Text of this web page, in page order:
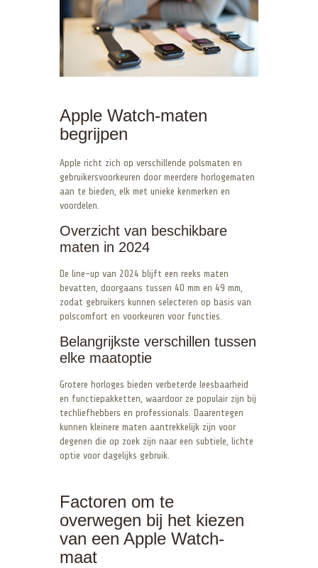
Apple Watch-maten
begrijpen
Apple richt zich op verschillende polsmaten en
gebruikersvoorkeuren door meerdere horlogematen
aan te bieden, elk met unieke kenmerken en
voordelen.
Overzicht van beschikbare
maten in 2024
De line-up van 2024 blijft een reeks maten
bevatten, doorgaans tussen 40 mm en 49 mm,
zodat gebruikers kunnen selecteren op basis van
polscomfort en voorkeuren voor functies.
Belangrijkste verschillen tussen
elke maatoptie
Grotere horloges bieden verbeterde leesbaarheid
en functiepakketten, waardoor ze populair zijn bij
techliefhebbers en professionals. Daarentegen
kunnen kleinere maten aantrekkelijk zijn voor
degenen die op zoek zijn naar een subtiele, lichte
optie voor dagelijks gebruik.
Factoren om te
overwegen bij het kiezen
van een Apple Watch-
maat